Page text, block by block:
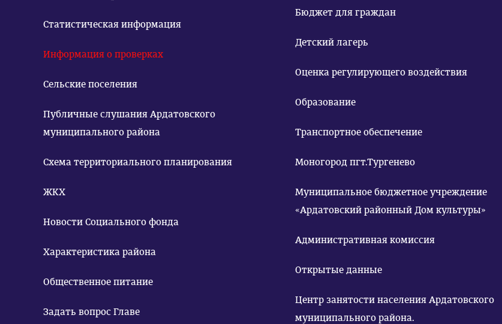
Статистическая информация
Информация о проверках
Сельские поселения
Публичные слушания Ардатовского
муниципального района
Схема территориального планирования
ЖКХ
Новости Социального фонда
Характеристика района
Общественное питание
Задать вопрос Главе
Бюджет для граждан
Детский лагерь
Оценка регулирующего воздействия
Образование
Транспортное обеспечение
Моногород пгт.Тургенево
Муниципальное бюджетное учреждение
«Ардатовский районный Дом культуры»
Административная комиссия
Открытые данные
Центр занятости населения Ардатовского
муниципального района.